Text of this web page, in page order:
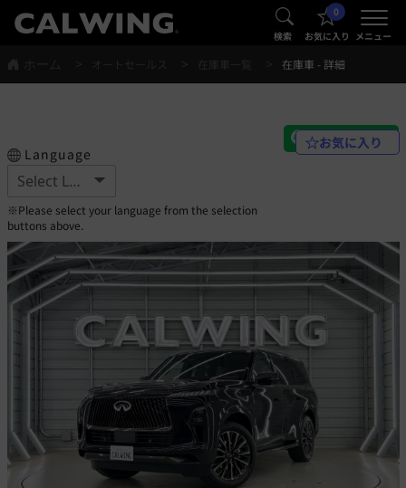
® 検索
0
お気に入り メニュー
®
在庫車 - 詳細
Language
※Please select your language from the selection
buttons above.
お気に入り